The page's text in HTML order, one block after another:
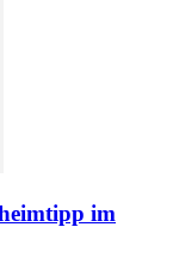
im